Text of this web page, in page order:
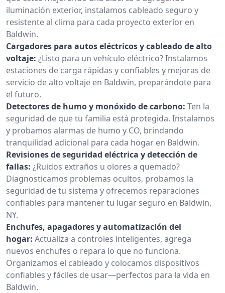
iluminación exterior, instalamos cableado seguro y
resistente al clima para cada proyecto exterior en
Baldwin.
Cargadores para autos eléctricos y cableado de alto
voltaje: ¿Listo para un vehículo eléctrico? Instalamos
estaciones de carga rápidas y confiables y mejoras de
servicio de alto voltaje en Baldwin, preparándote para
el futuro.
Detectores de humo y monóxido de carbono: Ten la
seguridad de que tu familia está protegida. Instalamos
y probamos alarmas de humo y CO, brindando
tranquilidad adicional para cada hogar en Baldwin.
Revisiones de seguridad eléctrica y detección de
fallas: ¿Ruidos extraños u olores a quemado?
Diagnosticamos problemas ocultos, probamos la
seguridad de tu sistema y ofrecemos reparaciones
confiables para mantener tu lugar seguro en Baldwin,
NY.
Enchufes, apagadores y automatización del
hogar: Actualiza a controles inteligentes, agrega
nuevos enchufes o repara lo que no funciona.
Organizamos el cableado y colocamos dispositivos
confiables y fáciles de usar—perfectos para la vida en
Baldwin.